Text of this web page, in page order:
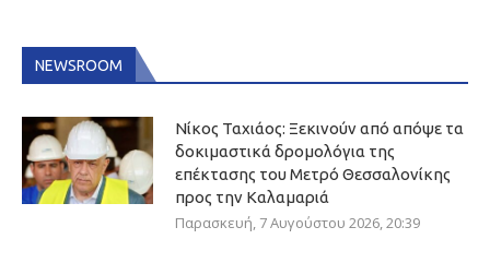
NEWSROOM
Νίκος Ταχιάος: Ξεκινούν από απόψε τα
δοκιμαστικά δρομολόγια της
επέκτασης του Μετρό Θεσσαλονίκης
προς την Καλαμαριά
Παρασκευή, 7 Αυγούστου 2026, 20:39